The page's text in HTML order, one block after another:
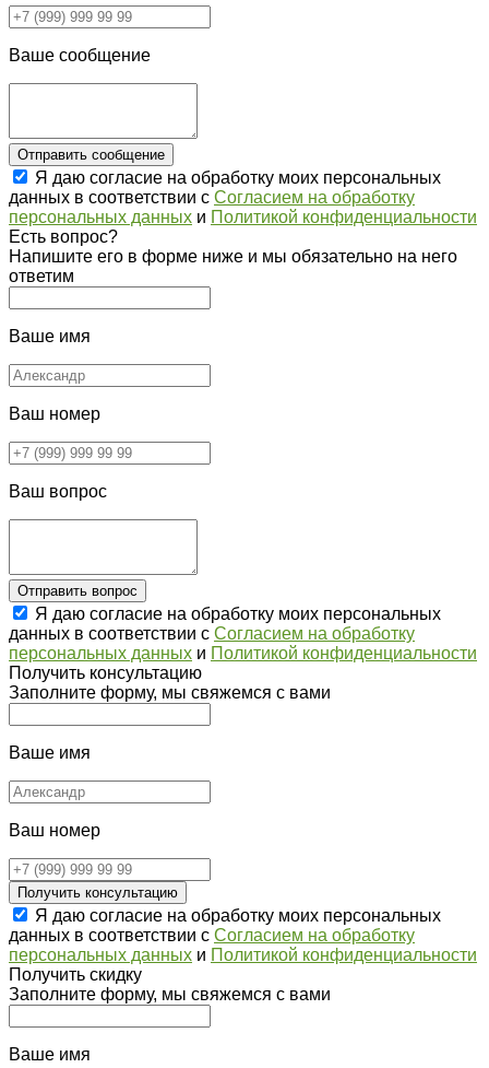
Ваше сообщение
Отправить сообщение
Я даю согласие на обработку моих персональных
данных в соответствии с Согласием на обработку
персональных данных и Политикой конфиденциальности
Есть вопрос?
Напишите его в форме ниже и мы обязательно на него
ответим
Ваше имя
Ваш номер
Ваш вопрос
Отправить вопрос
Я даю согласие на обработку моих персональных
данных в соответствии с Согласием на обработку
персональных данных и Политикой конфиденциальности
Получить консультацию
Заполните форму, мы свяжемся с вами
Ваше имя
Ваш номер
Получить консультацию
Я даю согласие на обработку моих персональных
данных в соответствии с Согласием на обработку
персональных данных и Политикой конфиденциальности
Получить скидку
Заполните форму, мы свяжемся с вами
Ваше имя